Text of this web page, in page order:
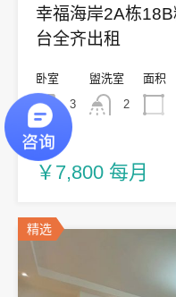
幸福海岸2A栋
台全齐出租
卧室
3
盥洗室
2
面积
出租
￥7,800 每月
精选